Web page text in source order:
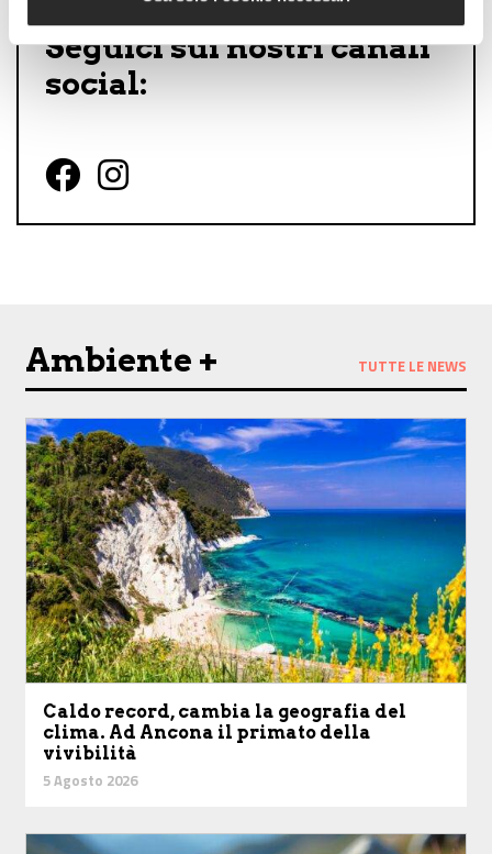
Seguici sui nostri canali
social:
Follow us on Facebook
Follow us on Instagram
Ambiente + TUTTE LE NEWS
Caldo record, cambia la geografia del
clima. Ad Ancona il primato della
vivibilità
5 Agosto 2026